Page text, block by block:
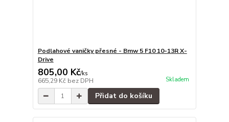
Podlahové vaničky přesné - Bmw 5 F10 10-13R X-
Drive
805,00 Kč/ks
665,29 Kč bez DPH Skladem
Přidat do košíku